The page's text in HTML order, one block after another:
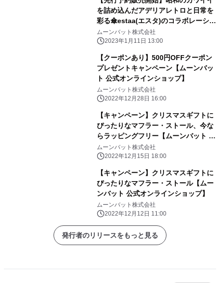
を詰め込んだアデリアレトロと日常を
彩る傘estaa(エスタ)のコラボレーショ
ンアンブレラが新登場。
ムーンバット株式会社
2023年1月11日 13:00
【クーポンあり】500円OFFクーポン
プレゼントキャンペーン【ムーンバッ
ト 公式オンラインショップ】
ムーンバット株式会社
2022年12月28日 16:00
【キャンペーン】クリスマスギフトに
ぴったりなマフラー・ストール、今な
らラッピングフリー【ムーンバット 公
式オンラインショップ】
ムーンバット株式会社
2022年12月15日 18:00
【キャンペーン】クリスマスギフトに
ぴったりなマフラー・ストール【ムー
ンバット 公式オンラインショップ】
ムーンバット株式会社
2022年12月12日 11:00
発行者のリリースをもっと見る